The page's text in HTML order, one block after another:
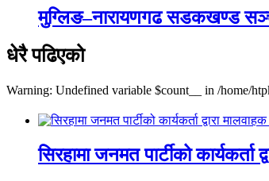
मुग्लिङ–नारायणगढ सडकखण्ड
धेरै पढिएको
Warning: Undefined variable $count__ in /home/
सिरहामा जनमत पार्टीको